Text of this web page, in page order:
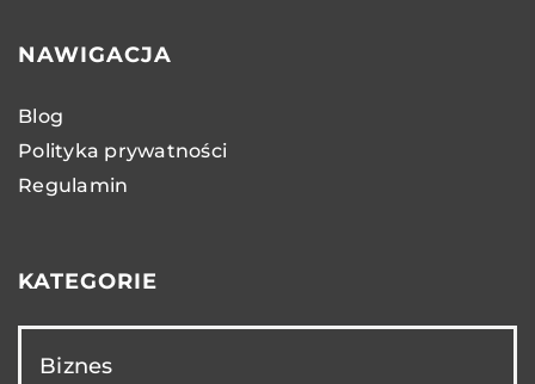
NAWIGACJA
Blog
Polityka prywatności
Regulamin
KATEGORIE
Biznes